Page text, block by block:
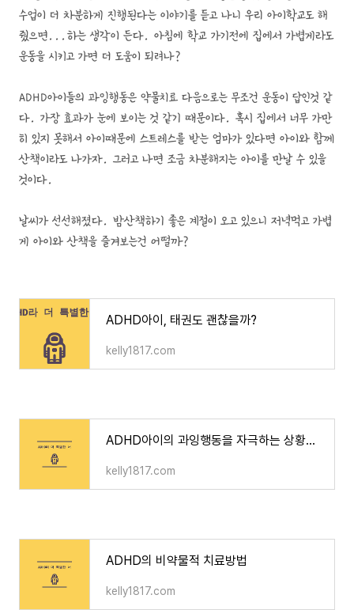
수업이 더 차분하게 진행된다는 이야기를 듣고 나니 우리 아이학교도 해
줬으면...하는 생각이 든다. 아침에 학교 가기전에 집에서 가볍게라도
운동을 시키고 가면 더 도움이 되려나?
ADHD아이들의 과잉행동은 약물치료 다음으로는 무조건 운동이 답인것 같
다. 가장 효과가 눈에 보이는 것 같기 때문이다. 혹시 집에서 너무 가만
히 있지 못해서 아이때문에 스트레스를 받는 엄마가 있다면 아이와 함께
산책이라도 나가자. 그러고 나면 조금 차분해지는 아이를 만날 수 있을
것이다.
날씨가 선선해졌다. 밤산책하기 좋은 계절이 오고 있으니 저녁먹고 가볍
게 아이와 산책을 즐겨보는건 어떨까?
ADHD아이, 태권도 괜찮을까?
kelly1817.com
ADHD아이의 과잉행동을 자극하는 상황은?(장소마다 다른 과잉행동/학교/학원/낯선장소/선생님/대
kelly1817.com
ADHD의 비약물적 치료방법
kelly1817.com